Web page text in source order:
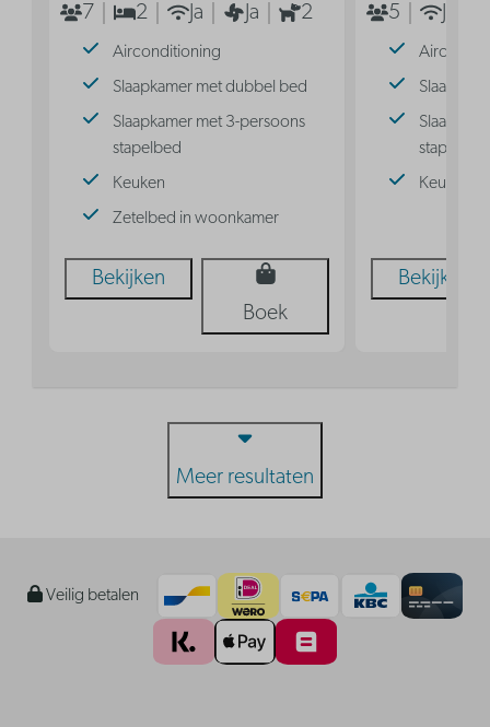
7
2 Ja Ja 2
Airconditioning
Slaapkamer met dubbel bed
Slaapkamer met 3-persoons
stapelbed
Keuken
Zetelbed in woonkamer
Bekijken
Boek
5
stapelbed
Keuken
Bekijken
Meer resultaten
Veilig betalen